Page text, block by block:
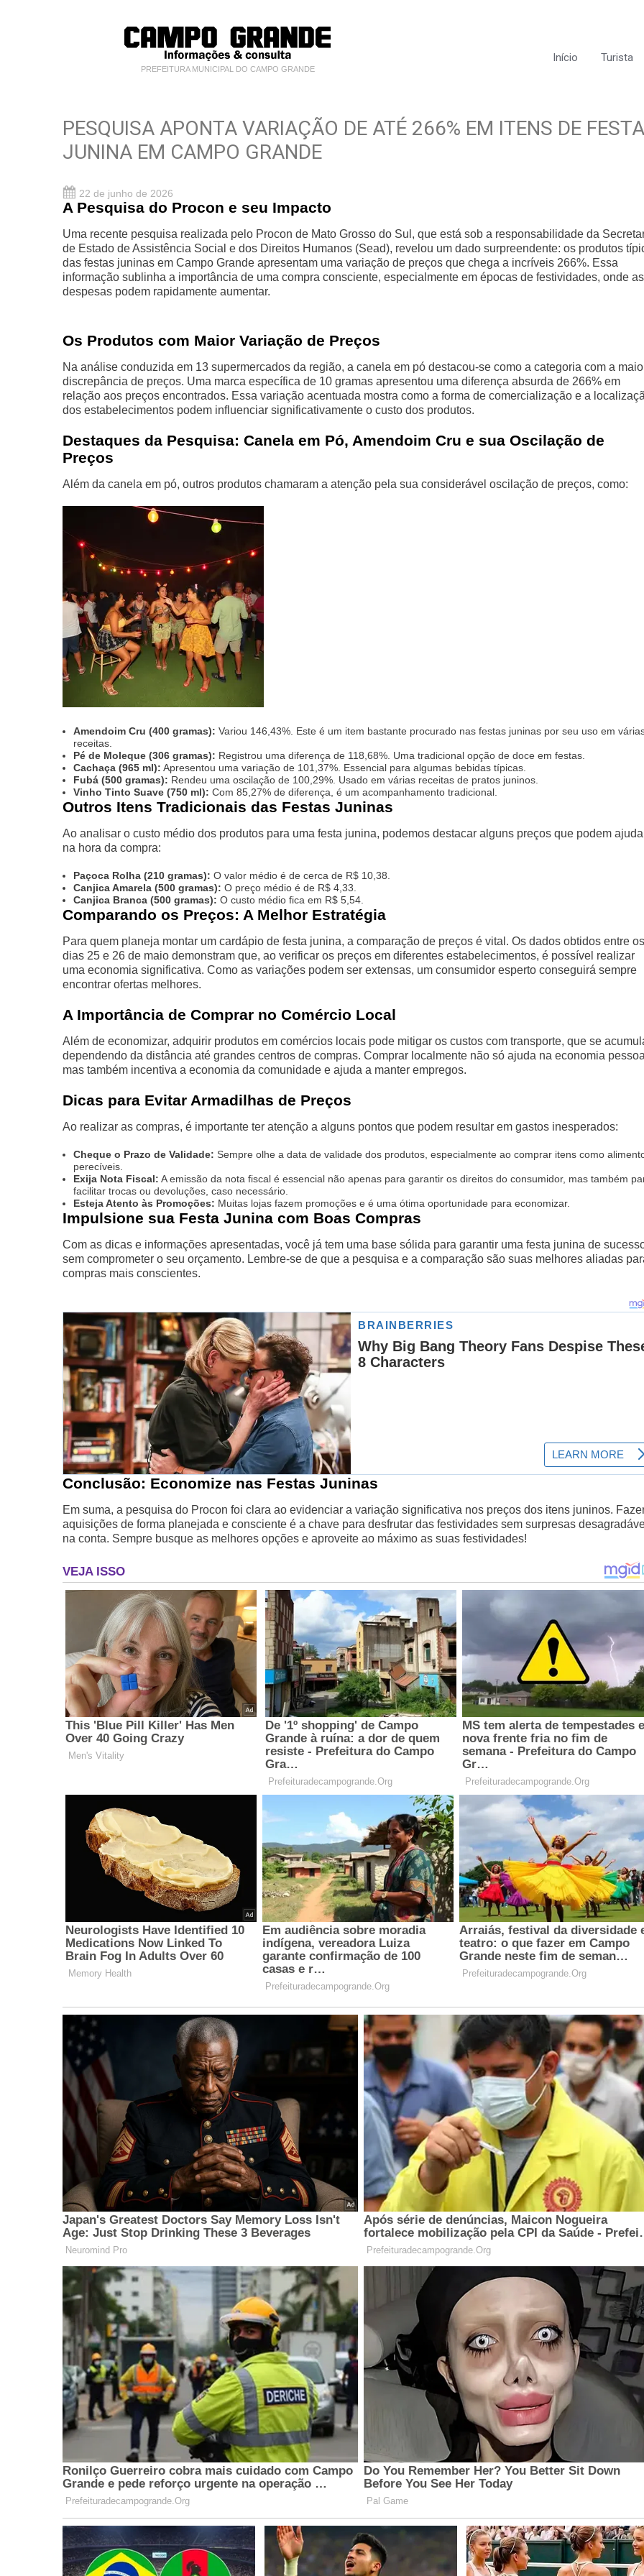
PREFEITURA MUNICIPAL DO CAMPO GRANDE
Início Turista
PESQUISA APONTA VARIAÇÃO DE ATÉ 266% EM ITENS DE FESTA
JUNINA EM CAMPO GRANDE
22 de junho de 2026
A Pesquisa do Procon e seu Impacto
Uma recente pesquisa realizada pelo Procon de Mato Grosso do Sul, que está sob a responsabilidade da
de Estado de Assistência Social e dos Direitos Humanos (Sead), revelou um dado surpreendente: os produtos
das festas juninas em Campo Grande apresentam uma variação de preços que chega a incríveis 266%. Essa
informação sublinha a importância de uma compra consciente, especialmente em épocas de festividades, onde as
despesas podem rapidamente aumentar.
Os Produtos com Maior Variação de Preços
Na análise conduzida em 13 supermercados da região, a canela em pó destacou-se como a categoria com a
discrepância de preços. Uma marca específica de 10 gramas apresentou uma diferença absurda de 266% em
relação aos preços encontrados. Essa variação acentuada mostra como a forma de comercialização e a
dos estabelecimentos podem influenciar significativamente o custo dos produtos.
Destaques da Pesquisa: Canela em Pó, Amendoim Cru e sua Oscilação de
Preços
Além da canela em pó, outros produtos chamaram a atenção pela sua considerável oscilação de preços, como:
Amendoim Cru (400 gramas): Variou 146,43%. Este é um item bastante procurado nas festas juninas por seu uso em
receitas.
Pé de Moleque (306 gramas): Registrou uma diferença de 118,68%. Uma tradicional opção de doce em festas.
Cachaça (965 ml): Apresentou uma variação de 101,37%. Essencial para algumas bebidas típicas.
Fubá (500 gramas): Rendeu uma oscilação de 100,29%. Usado em várias receitas de pratos juninos.
Vinho Tinto Suave (750 ml): Com 85,27% de diferença, é um acompanhamento tradicional.
Outros Itens Tradicionais das Festas Juninas
Ao analisar o custo médio dos produtos para uma festa junina, podemos destacar alguns preços que podem
na hora da compra:
Paçoca Rolha (210 gramas): O valor médio é de cerca de R$ 10,38.
Canjica Amarela (500 gramas): O preço médio é de R$ 4,33.
Canjica Branca (500 gramas): O custo médio fica em R$ 5,54.
Comparando os Preços: A Melhor Estratégia
Para quem planeja montar um cardápio de festa junina, a comparação de preços é vital. Os dados obtidos entre os
dias 25 e 26 de maio demonstram que, ao verificar os preços em diferentes estabelecimentos, é possível realizar
uma economia significativa. Como as variações podem ser extensas, um consumidor esperto conseguirá sempre
encontrar ofertas melhores.
A Importância de Comprar no Comércio Local
Além de economizar, adquirir produtos em comércios locais pode mitigar os custos com transporte, que se
dependendo da distância até grandes centros de compras. Comprar localmente não só ajuda na economia
mas também incentiva a economia da comunidade e ajuda a manter empregos.
Dicas para Evitar Armadilhas de Preços
Ao realizar as compras, é importante ter atenção a alguns pontos que podem resultar em gastos inesperados:
Cheque o Prazo de Validade: Sempre olhe a data de validade dos produtos, especialmente ao comprar itens como
perecíveis.
Exija Nota Fiscal: A emissão da nota fiscal é essencial não apenas para garantir os direitos do consumidor, mas também
facilitar trocas ou devoluções, caso necessário.
Esteja Atento às Promoções: Muitas lojas fazem promoções e é uma ótima oportunidade para economizar.
Impulsione sua Festa Junina com Boas Compras
Com as dicas e informações apresentadas, você já tem uma base sólida para garantir uma festa junina de
sem comprometer o seu orçamento. Lembre-se de que a pesquisa e a comparação são suas melhores aliadas
compras mais conscientes.
Conclusão: Economize nas Festas Juninas
Em suma, a pesquisa do Procon foi clara ao evidenciar a variação significativa nos preços dos itens juninos.
aquisições de forma planejada e consciente é a chave para desfrutar das festividades sem surpresas
na conta. Sempre busque as melhores opções e aproveite ao máximo as suas festividades!